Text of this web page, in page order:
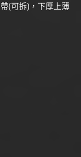
(可拆)，下厚上薄